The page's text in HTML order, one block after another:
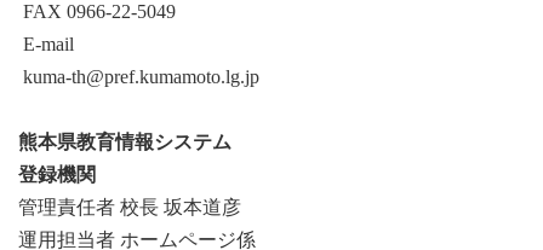
FAX 0966-22-5049
E-mail
kuma-th@pref.kumamoto.lg.jp
熊本県教育情報システム
登録機関
管理責任者 校長 坂本道彦
運用担当者 ホームページ係